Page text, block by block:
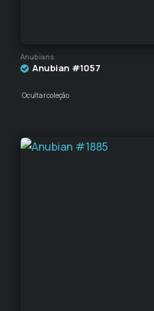
Anubians
Anubian #1057
Ocultar coleção